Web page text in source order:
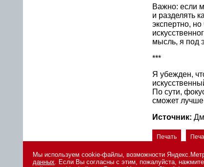
Важно: если
и разделять
экспертно,
мысль, я под
***
Я убежден,
По сути,
сможет лучше
Источник:
Печать
© 2026 ООО «СК ПРЕСС».Политика
Мы используем cookie-файлы, возможности
данных. Если Вы согласны с этим, пожалуйста,